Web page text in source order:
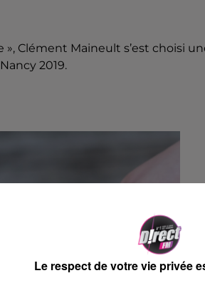
Clément Maineult s’est choisi
2019.
Le respect de votre vie privée